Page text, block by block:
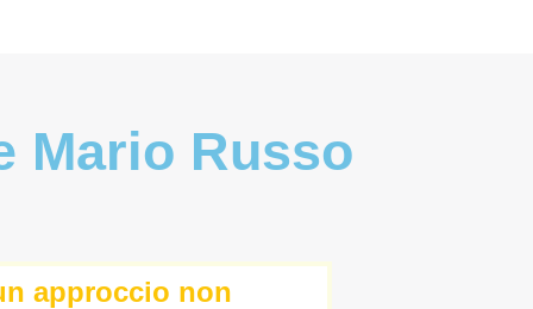
Mario Russo
approccio non